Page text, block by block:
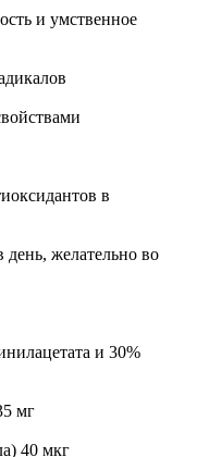
и умственное
в
желательно во
и 30%
мг
40 мкг